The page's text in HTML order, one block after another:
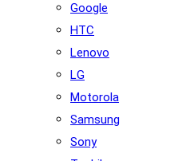
Google
HTC
Lenovo
LG
Motorola
Samsung
Sony